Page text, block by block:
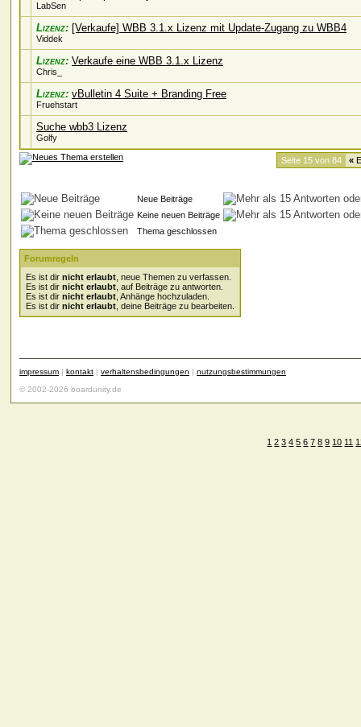
LabSen
Lizenz: [Verkaufe] WBB 3.1.x Lizenz mit Update-Zugang zu WBB4
Viddek
Lizenz: Verkaufe eine WBB 3.1.x Lizenz
Chris_
Lizenz: vBulletin 4 Suite + Branding Free
Fruehstart
Suche wbb3 Lizenz
Golfy
Seite 15 von 84 «
Neue Beiträge
Keine neuen Beiträge
Thema geschlossen
Forumregeln
Es ist dir nicht erlaubt , neue Themen zu verfassen.
Es ist dir nicht erlaubt , auf Beiträge zu antworten.
Es ist dir nicht erlaubt , Anhänge hochzuladen.
Es ist dir nicht erlaubt , deine Beiträge zu bearbeiten.
impressum | kontakt | verhaltensbedingungen | nutzungsbestimmungen
© 2002-2026 boardunity.de
1 2 3 4 5 6 7 8 9 10 11